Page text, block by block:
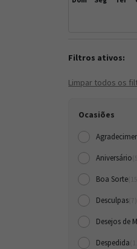
Filtros ativos:
Limpar todos os
Ocasiões
Aniversário
Boa Sorte
Desculpas
Desejos de
Despedida